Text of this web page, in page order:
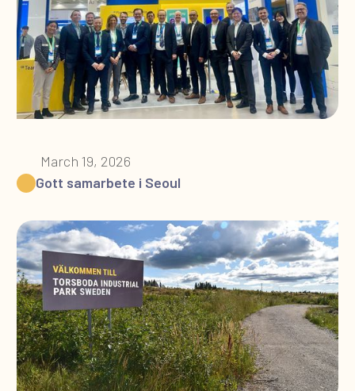
March 19, 2026
Gott samarbete i Seoul